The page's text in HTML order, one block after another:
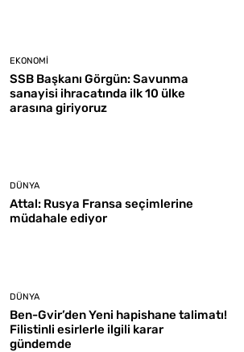
EKONOMI
SSB Başkanı Görgün: Savunma
sanayisi ihracatında ilk 10 ülke
arasına giriyoruz
DÜNYA
Attal: Rusya Fransa seçimlerine
müdahale ediyor
DÜNYA
Ben-Gvir’den Yeni hapishane talimatı!
Filistinli esirlerle ilgili karar
gündemde